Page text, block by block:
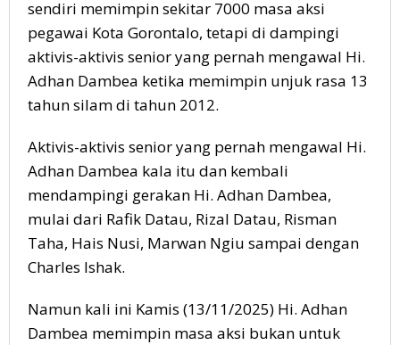
sendiri memimpin sekitar 7000 masa aksi
pegawai Kota Gorontalo, tetapi di dampingi
aktivis-aktivis senior yang pernah mengawal Hi.
Adhan Dambea ketika memimpin unjuk rasa 13
tahun silam di tahun 2012.
Aktivis-aktivis senior yang pernah mengawal Hi.
Adhan Dambea kala itu dan kembali
mendampingi gerakan Hi. Adhan Dambea,
mulai dari Rafik Datau, Rizal Datau, Risman
Taha, Hais Nusi, Marwan Ngiu sampai dengan
Charles Ishak.
Namun kali ini Kamis (13/11/2025) Hi. Adhan
Dambea memimpin masa aksi bukan untuk